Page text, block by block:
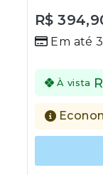
out
5
R$
Em até
À vista